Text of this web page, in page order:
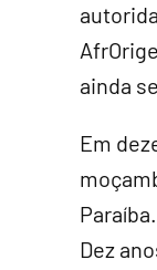
ainda
Em
Dez